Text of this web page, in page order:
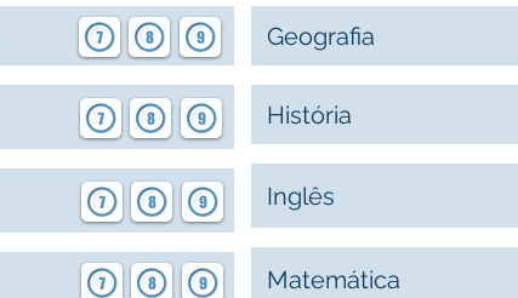
Geografia
História
Inglês
Matemática